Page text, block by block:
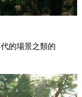
的場景之類的